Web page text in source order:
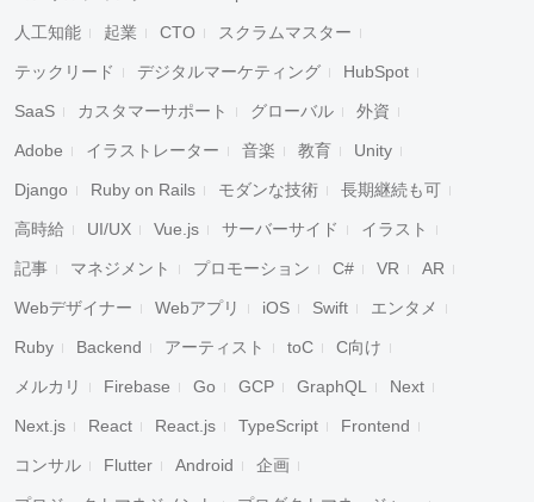
人工知能 起業 CTO スクラムマスター
テックリード デジタルマーケティング HubSpot
SaaS カスタマーサポート グローバル 外資
Adobe イラストレーター 音楽 教育 Unity
Django Ruby on Rails モダンな技術 長期継続も可
高時給 UI/UX Vue.js サーバーサイド イラスト
記事 マネジメント プロモーション C# VR AR
Webデザイナー Webアプリ iOS Swift エンタメ
Ruby Backend アーティスト toC C向け
メルカリ Firebase Go GCP GraphQL Next
Next.js React React.js TypeScript Frontend
コンサル Flutter Android 企画